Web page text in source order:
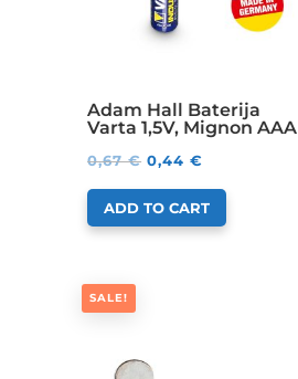
Adam Hall Baterija
Varta 1,5V, Mignon AAA
0,67€ 0,44€
ADD TO CART
SALE!